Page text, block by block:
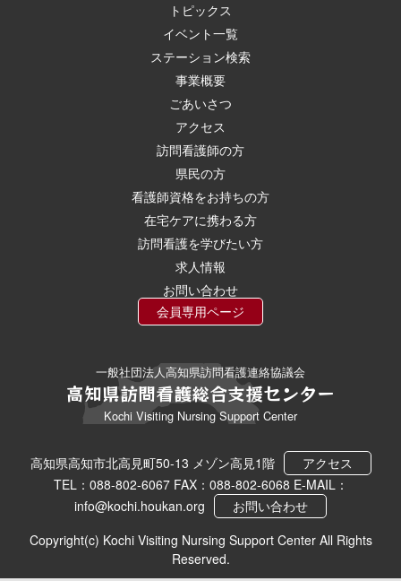
トピックス
イベント一覧
ステーション検索
事業概要
ごあいさつ
アクセス
訪問看護師の方
県民の方
看護師資格をお持ちの方
在宅ケアに携わる方
訪問看護を学びたい方
求人情報
お問い合わせ
会員専用ページ
一般社団法人高知県訪問看護連絡協議会
高知県訪問看護総合支援センター
Kochi Visiting Nursing Support Center
高知県高知市北高見町50-13 メゾン高見1階
アクセス
TEL：088-802-6067 FAX：088-802-6068 E-MAIL：
info@kochi.houkan.org
お問い合わせ
Copyright(c) Kochi Visiting Nursing Support Center All Rights
Reserved.